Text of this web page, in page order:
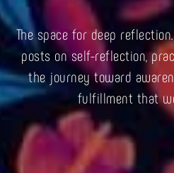
The space for deep
posts on self-reflection,
the journey toward
fulfillment that